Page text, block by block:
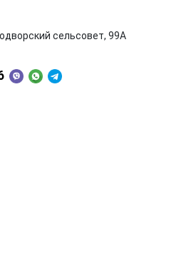
сельсовет, 99А